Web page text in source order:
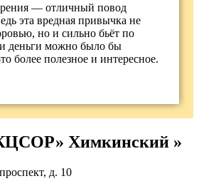
— отличный повод
эта вредная привычка не
но и сильно бьёт по
деньги можно было бы
более полезное и интересное.
Химкинский »
д. 10